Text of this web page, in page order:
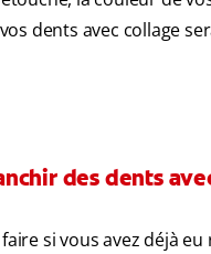
dents avec collage
des dents
si vous avez déjà eu